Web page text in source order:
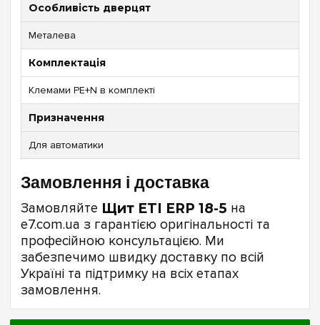
Особливість дверцят
Металева
Комплектація
Клемами PE+N в комплекті
Призначення
Для автоматики
Замовлення і доставка
Замовляйте Щит ETI ERP 18-5 на
e7.com.ua з гарантією оригінальності та
професійною консультацією. Ми
забезпечимо швидку доставку по всій
Україні та підтримку на всіх етапах
замовлення.